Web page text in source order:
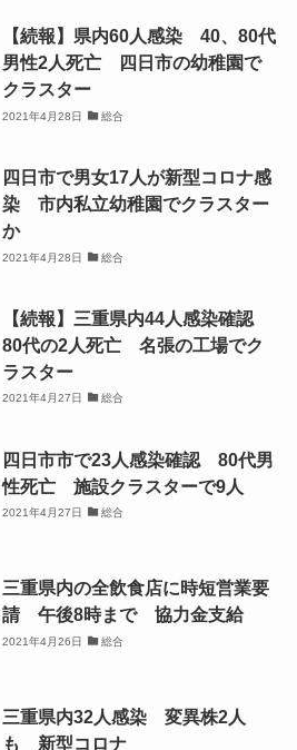
【続報】県内60人感染 40、80代
男性2人死亡 四日市の幼稚園で
クラスター
2021年4月28日 総合
四日市で男女17人が新型コロナ感
染 市内私立幼稚園でクラスター
か
2021年4月28日 総合
【続報】三重県内44人感染確認
80代の2人死亡 名張の工場でク
ラスター
2021年4月27日 総合
四日市市で23人感染確認 80代男
性死亡 施設クラスターで9人
2021年4月27日 総合
三重県内の全飲食店に時短営業要
請 午後8時まで 協力金支給
2021年4月26日 総合
三重県内32人感染 変異株2人
も 新型コロナ